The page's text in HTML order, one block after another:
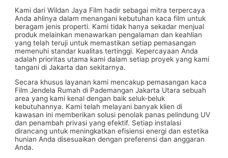
Kami dari Wildan Jaya Film hadir sebagai mitra terpercaya
Anda ahlinya dalam menangani kebutuhan kaca film untuk
beragam jenis properti. Kami tidak hanya sekadar menjual
produk melainkan menawarkan pengalaman dan keahlian
yang telah teruji untuk memastikan setiap pemasangan
memenuhi standar kualitas tertinggi. Kepercayaan Anda
adalah prioritas utama kami dalam setiap proyek yang kami
tangani di Jakarta dan sekitarnya.
Secara khusus layanan kami mencakup pemasangan kaca
Film Jendela Rumah di Pademangan Jakarta Utara sebuah
area yang kami kenal dengan baik seluk-beluk
kebutuhannya. Kami telah melayani banyak klien di
kawasan ini memberikan solusi penolak panas pelindung UV
dan penambah privasi yang efektif. Setiap instalasi
dirancang untuk meningkatkan efisiensi energi dan estetika
hunian Anda disesuaikan dengan preferensi dan anggaran
Anda.